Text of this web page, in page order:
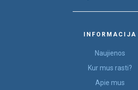
INFORMACIJA
Naujienos
Kur mus rasti?
Apie mus